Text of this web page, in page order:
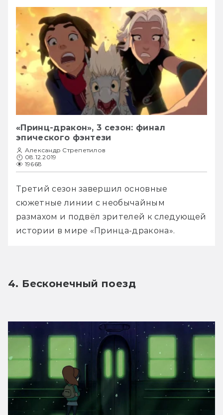
«Принц-дракон», 3 сезон: финал
эпического фэнтези
Александр Стрепетилов
08.12.2019
19668
Третий сезон завершил основные
сюжетные линии с необычайным
размахом и подвёл зрителей к следующей
истории в мире «Принца-дракона».
4. Бесконечный поезд